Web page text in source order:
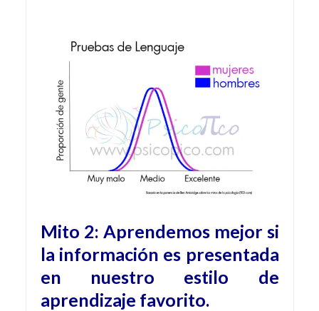
Mito 2: Aprendemos mejor si
la información es presentada
en nuestro estilo de
aprendizaje favorito.